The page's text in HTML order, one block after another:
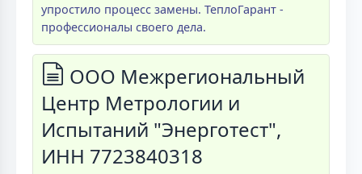
упростило процесс замены. ТеплоГарант -
профессионалы своего дела.
ООО Межрегиональный
Центр Метрологии и
Испытаний "Энерготест",
ИНН 7723840318